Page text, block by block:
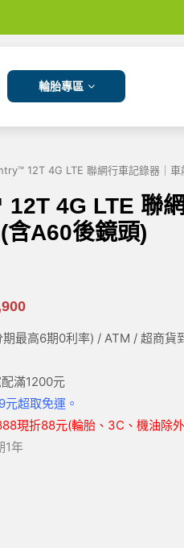
輪胎專區
12T 4G LTE 聯網行車記錄器｜
4G LTE 聯網
含A60後鏡頭)
期最高6期0利率) / ATM / 超商貨
滿1200元
元超取免運。
現折88元(輪胎、3C、機油除
1年